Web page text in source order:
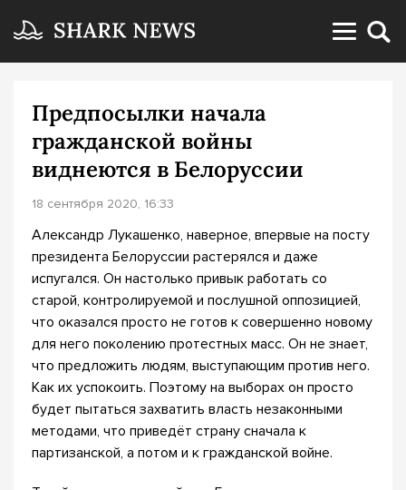
Предпосылки начала
гражданской войны
виднеются в Белоруссии
18 сентября 2020, 16:33
Александр Лукашенко, наверное, впервые на посту
президента Белоруссии растерялся и даже
испугался. Он настолько привык работать со
старой, контролируемой и послушной оппозицией,
что оказался просто не готов к совершенно новому
для него поколению протестных масс. Он не знает,
что предложить людям, выступающим против него.
Как их успокоить. Поэтому на выборах он просто
будет пытаться захватить власть незаконными
методами, что приведёт страну сначала к
партизанской, а потом и к гражданской войне.